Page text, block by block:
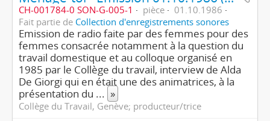
CH-001784-0 SON-G-005-1 pièce
01.10.1986
Fait partie de Collection d'enregistrements sonores
Emission de radio faite par des femmes pour des
femmes consacrée notamment à la question du
travail domestique et au colloque organisé en
1985 par le Collège du travail, interview de Alda
De Giorgi qui en était une des animatrices, à la
présentation du ... »
Collège du Travail, Genève; producteur/trice